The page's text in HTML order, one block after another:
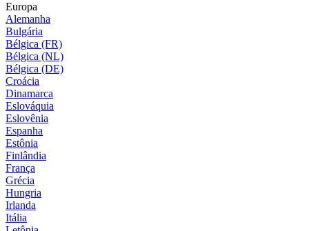
Europa
Alemanha
Bulgária
Bélgica (FR)
Bélgica (NL)
Bélgica (DE)
Croácia
Dinamarca
Eslováquia
Eslovênia
Espanha
Estônia
Finlândia
França
Grécia
Hungria
Irlanda
Itália